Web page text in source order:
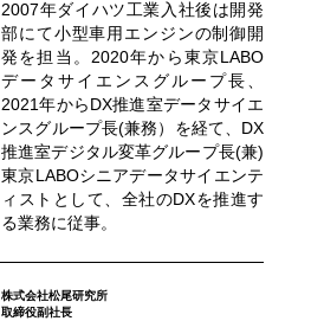
2007年ダイハツ工業入社後は開発
部にて小型車用エンジンの制御開
発を担当。2020年から東京LABO
データサイエンスグループ長、
2021年からDX推進室データサイエ
ンスグループ長(兼務）を経て、DX
推進室デジタル変革グループ長(兼)
東京LABOシニアデータサイエンテ
ィストとして、全社のDXを推進す
る業務に従事。
株式会社松尾研究所
取締役副社長